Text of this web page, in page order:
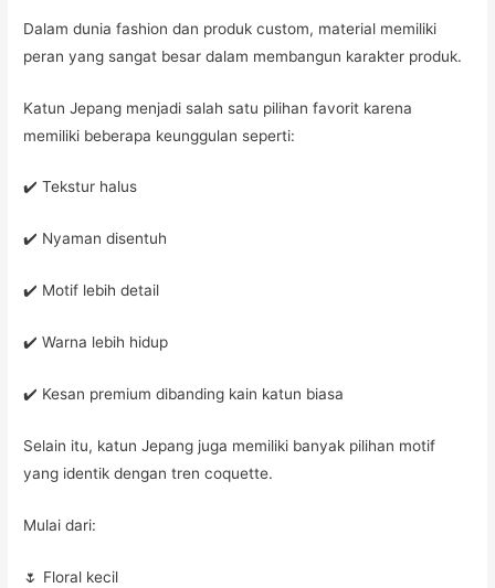
Dalam dunia fashion dan produk custom, material memiliki
peran yang sangat besar dalam membangun karakter produk.
Katun Jepang menjadi salah satu pilihan favorit karena
memiliki beberapa keunggulan seperti:
✔️ Tekstur halus
✔️ Nyaman disentuh
✔️ Motif lebih detail
✔️ Warna lebih hidup
✔️ Kesan premium dibanding kain katun biasa
Selain itu, katun Jepang juga memiliki banyak pilihan motif
yang identik dengan tren coquette.
Mulai dari:
🌷 Floral kecil